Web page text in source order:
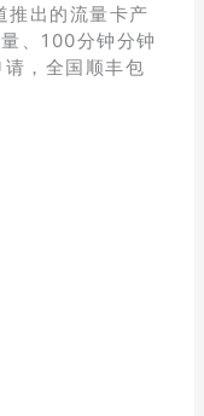
推出的流量卡产
、100分钟分钟
，全国顺丰包